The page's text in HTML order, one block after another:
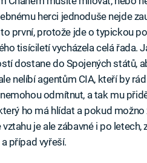
herci jednoduše nejde
první, protože jde o typickou
tisíciletí vycházela celá řada.
dostane do Spojených států,
nelíbí agentům CIA, kteří by
odmítnut, a tak mu
ho má hlídat a pokud
je ale zábavné i po
případ vyřeší.